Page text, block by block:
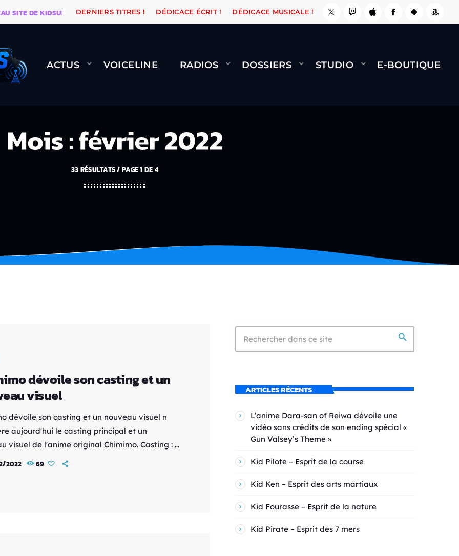
DE KIDSUNE WARÉTRO ORANGE ROAD QUI PASSE, ÇA LE FAIT ! NAMI BERNARD MINET - FLY
DERNIERS TITRES ! DÉDICACE ÉCRIT ! DÉDICACE MUSICALE !
ACTUS VOICELINE RADIOS DOSSIERS STUDIO E-BOUTIQUE
Mois : février 2022
33 RÉSULTATS / PAGE 1 DE 4
dévoile son casting et un
visuel
dévoile son casting et un nouveau visuel n
aujourd'hui le casting principal et un
visuel de l'anime original Chimimo. Casting :
Noto dans le rôle de Mutsumi Onigami Yuria
2022 69
search
ARTICLES RÉCENTS
L’anime Dara-san of Reiwa dévoile une
vidéo sans crédits de son ending spécial «
Gun Valsey’s Theme »
Kid Pilote – Esprit de la course
Kid Ken – Esprit des arts martiaux
Kid Fourasse – Esprit de la nature
Kid Pirate – Esprit des 7 mers